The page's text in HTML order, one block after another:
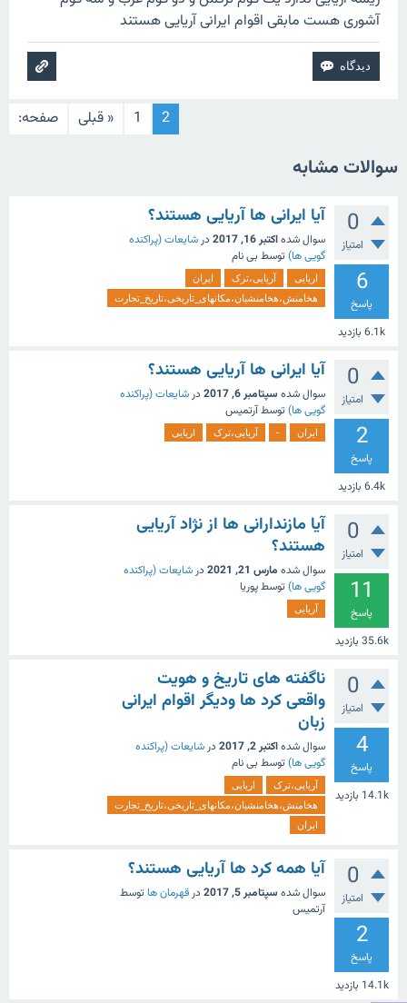
آشوری هست مابقی اقوام ایرانی آریایی هستند
صفحه: « قبلی 1 2
سوالات مشابه
0
امتیاز
6
پاسخ
6.1k بازدید
آیا ایرانی ها آریایی هستند؟
سوال شدهاکتبر 16, 2017 در شایعات (پراکنده
گویی ها) توسط بی نام
اریایی آریایی،ترک
ایران
هخامنش،هخامنشیان،مکانهای_تاریخی،تاریخ_تجارت
0
امتیاز
2
پاسخ
6.4k بازدید
آیا ایرانی ها آریایی هستند؟
سوال شده سپتامبر 6, 2017 در شایعات (پراکنده
گویی ها) توسطآرتمیس
ایران - آریایی،ترک اریایی
0
امتیاز
11
پاسخ
35.6k بازدید
آیا مازندارانی ها از نژاد آریایی
هستند؟
سوال شده مارس 21, 2021 در شایعات (پراکنده
گویی ها) توسطپوریا
آریایی
0
امتیاز
4
پاسخ
14.1k بازدید
ناگفته های تاریخ و هویت
واقعی کرد ها ودیگر اقوام ایرانی
زبان
سوال شدهاکتبر 2, 2017 در شایعات (پراکنده
گویی ها) توسط بی نام
آریایی،ترک
اریایی
هخامنش،هخامنشیان،مکانهای_تاریخی،تاریخ_تجارت
ایران
0
امتیاز
2
پاسخ
14.1k بازدید
آیا همه کرد ها آریایی هستند؟
سوال شده سپتامبر 5, 2017 در قهرمان ها توسط
آرتمیس